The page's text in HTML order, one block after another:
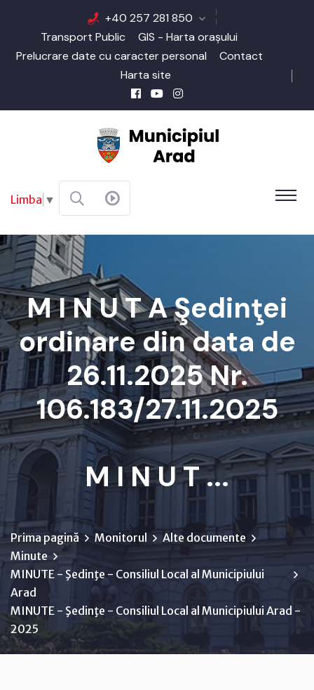
+40 257 281 850
Transport Public
GIS - Harta orașului
Prelucrare date cu caracter personal
Contact
Harta site
Limba ▼
M I N U T A Şedinţei
ordinare din data de
26.11.2025 Nr.
106.183/27.11.2025
M I N U T ...
Prima pagină Monitorul
Alte documente
Minute
MINUTE - Şedinţe - Consiliul Local al Municipiului
Arad
MINUTE - Şedinţe - Consiliul Local al Municipiului Arad -
2025